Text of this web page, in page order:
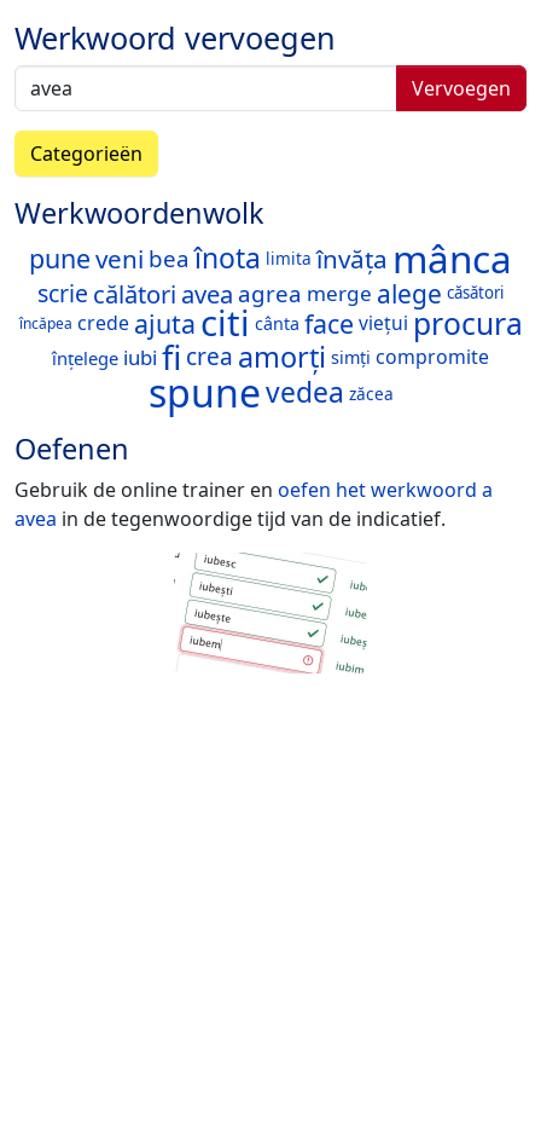
Werkwoord vervoegen
Vervoegen
Categorieën
Werkwoordenwolk
puneveni bea înota limita învăța mânca
scrie călători avea agrea merge alege căsători
încăpea crede ajuta citi cânta face viețui procura
înțelege iubi fi crea amorți simți compromite
spunevedea zăcea
Oefenen
Gebruik de online trainer en oefen het werkwoord a
avea in de tegenwoordige tijd van de indicatief.